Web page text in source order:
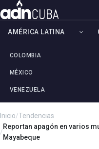
AMÉRICA LATINA
COLOMBIA
MÉXICO
VENEZUELA
Inicio/Tendencias
/
Reportan apagón en varios
Mayabeque